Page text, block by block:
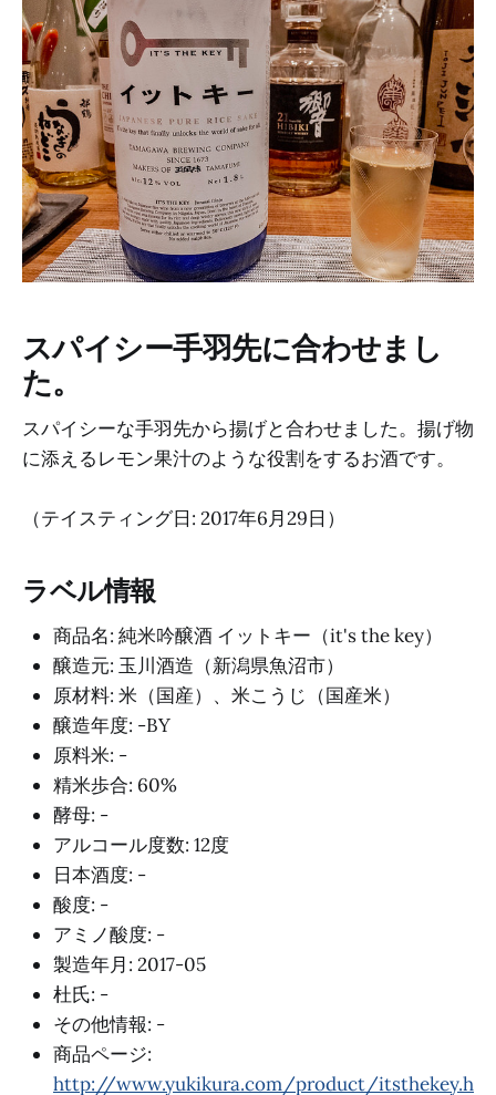
スパイシー手羽先に合わせまし
た。
スパイシーな手羽先から揚げと合わせました。揚げ物
に添えるレモン果汁のような役割をするお酒です。
（テイスティング日: 2017年6月29日）
ラベル情報
商品名: 純米吟醸酒 イットキー（it's the key）
醸造元: 玉川酒造（新潟県魚沼市）
原材料: 米（国産）、米こうじ（国産米）
醸造年度: -BY
原料米: -
精米歩合: 60%
酵母: -
アルコール度数: 12度
日本酒度: -
酸度: -
アミノ酸度: -
製造年月: 2017-05
杜氏: -
その他情報: -
商品ページ:
http://www.yukikura.com/product/itsthekey.h